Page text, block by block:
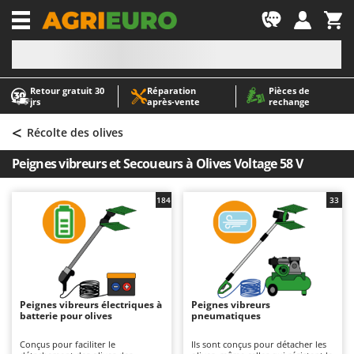
Retour gratuit 30
jrs
Réparation
après‑vente
Pièces de
rechange
-1
A
Abris de jardin
Accessoires pour tracteurs tondeuses autoportés
Aérateurs Scarificateurs pour gazon
Arracheuses de pommes de terre pour tracteur
Aspirateurs - Balais Électriques
Aspirateurs à cendres
Aspirateurs à feuilles sur roues
Aspirateurs de piscine
Aspirateurs Multifonctions
Atomiseurs agricoles pour tracteurs
Atomiseurs pour traitements
A
AgriEuro Premium
AgriEuro TOP-LINE
AGT
Aima
Airmec
AL-KO
ALA 2000
Alce
Alpina
Ama
< Récolte des olives
Peignes vibreurs et Secoueurs à Olives Voltage 58 V
Peignes vibreurs électriques à
batterie pour olives
Conçus pour faciliter le
184
Peignes vibreurs
pneumatiques
Ils sont conçus pour détacher les
33